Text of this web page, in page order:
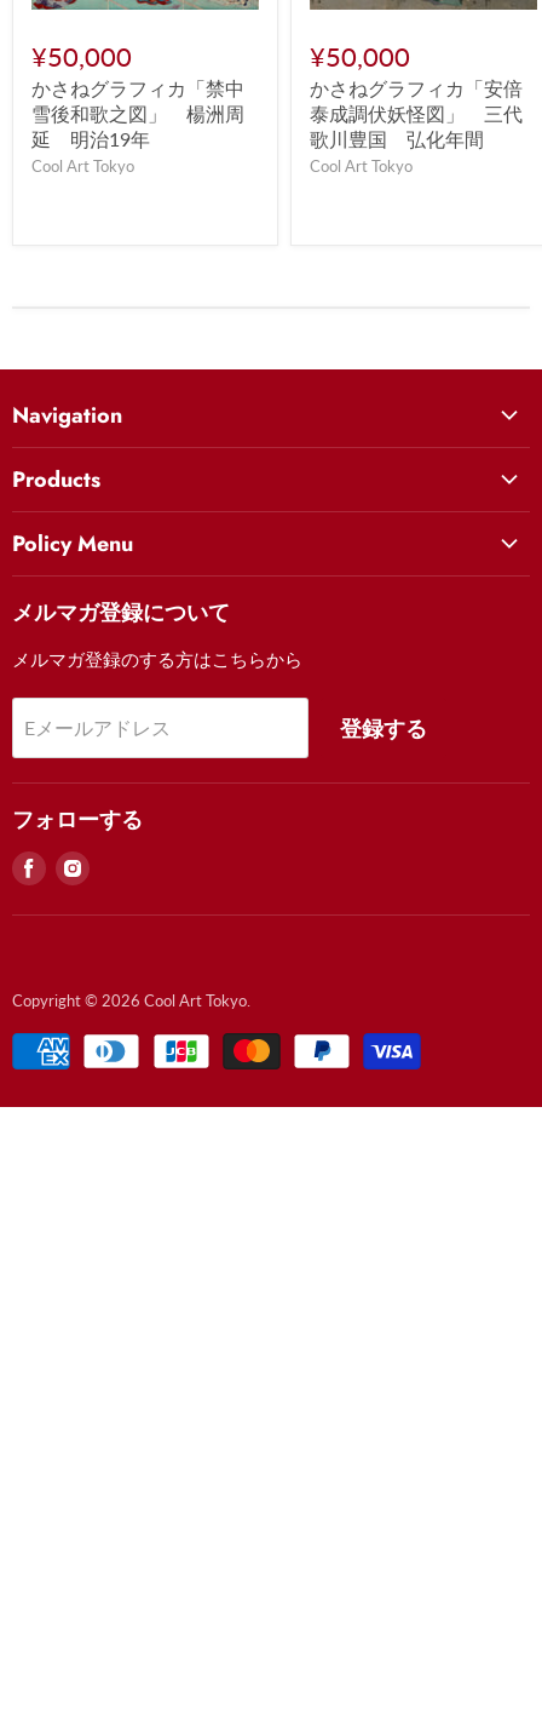
¥50,000
かさねグラフィカ「禁中
雪後和歌之図」 楊洲周
延 明治19年
Cool Art Tokyo
¥50,000
かさねグラフィカ「安倍
泰成調伏妖怪図」 三代
歌川豊国 弘化年間
Cool Art Tokyo
Navigation
Cool Art Tokyo Houseプロジェクトについて
クールアート東京を知る
Movie
FAQ
Products
妖怪
祭り
額装について
Policy Menu
Contact Us (English)
FAQ
お支払い・注文について
配送・返品について
特定商取引法に基づく表記
メルマガ登録について
メルマガ登録のする方はこちらから
Eメールアドレス 登録する
フォローする
見
Facebook
見
Instagram
Copyright © 2026 Cool Art Tokyo.